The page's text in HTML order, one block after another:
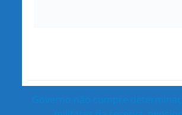
Governo não cumpre